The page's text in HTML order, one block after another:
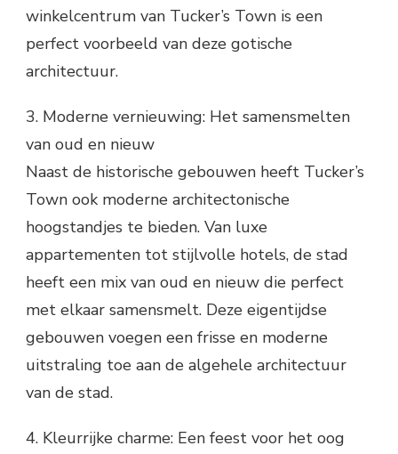
winkelcentrum van Tucker’s Town is een
perfect voorbeeld van deze gotische
architectuur.
3. Moderne vernieuwing: Het samensmelten
van oud en nieuw
Naast de historische gebouwen heeft Tucker’s
Town ook moderne architectonische
hoogstandjes te bieden. Van luxe
appartementen tot stijlvolle hotels, de stad
heeft een mix van oud en nieuw die perfect
met elkaar samensmelt. Deze eigentijdse
gebouwen voegen een frisse en moderne
uitstraling toe aan de algehele architectuur
van de stad.
4. Kleurrijke charme: Een feest voor het oog